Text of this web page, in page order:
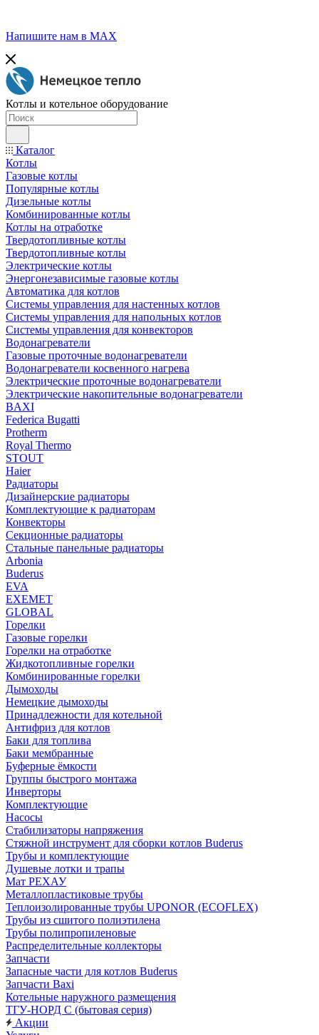
Напишите нам в МАХ
Котлы и котельное оборудование
Каталог
Котлы
Газовые котлы
Популярные котлы
Дизельные котлы
Комбинированные котлы
Котлы на отработке
Твердотопливные котлы
Твердотопливные котлы
Электрические котлы
Энергонезависимые газовые котлы
Автоматика для котлов
Системы управления для настенных котлов
Системы управления для напольных котлов
Системы управления для конвекторов
Водонагреватели
Газовые проточные водонагреватели
Водонагреватели косвенного нагрева
Электрические проточные водонагреватели
Электрические накопительные водонагреватели
BAXI
Federica Bugatti
Protherm
Royal Thermo
STOUT
Haier
Радиаторы
Дизайнерские радиаторы
Комплектующие к радиаторам
Конвекторы
Секционные радиаторы
Стальные панельные радиаторы
Arbonia
Buderus
EVA
EXEMET
GLOBAL
Горелки
Газовые горелки
Горелки на отработке
Жидкотопливные горелки
Комбинированные горелки
Дымоходы
Немецкие дымоходы
Принадлежности для котельной
Антифриз для котлов
Баки для топлива
Баки мембранные
Буферные ёмкости
Группы быстрого монтажа
Инверторы
Комплектующие
Насосы
Стабилизаторы напряжения
Стяжной инструмент для сборки котлов Buderus
Трубы и комплектующие
Душевые лотки и трапы
Мат РЕХАУ
Металлопластиковые трубы
Теплоизолированные трубы UPONOR (ECOFLEX)
Трубы из сшитого полиэтилена
Трубы полипропиленовые
Распределительные коллекторы
Запчасти
Запасные части для котлов Buderus
Запчасти Baxi
Котельные наружного размещения
ТГУ-НОРД С (бытовая серия)
Акции